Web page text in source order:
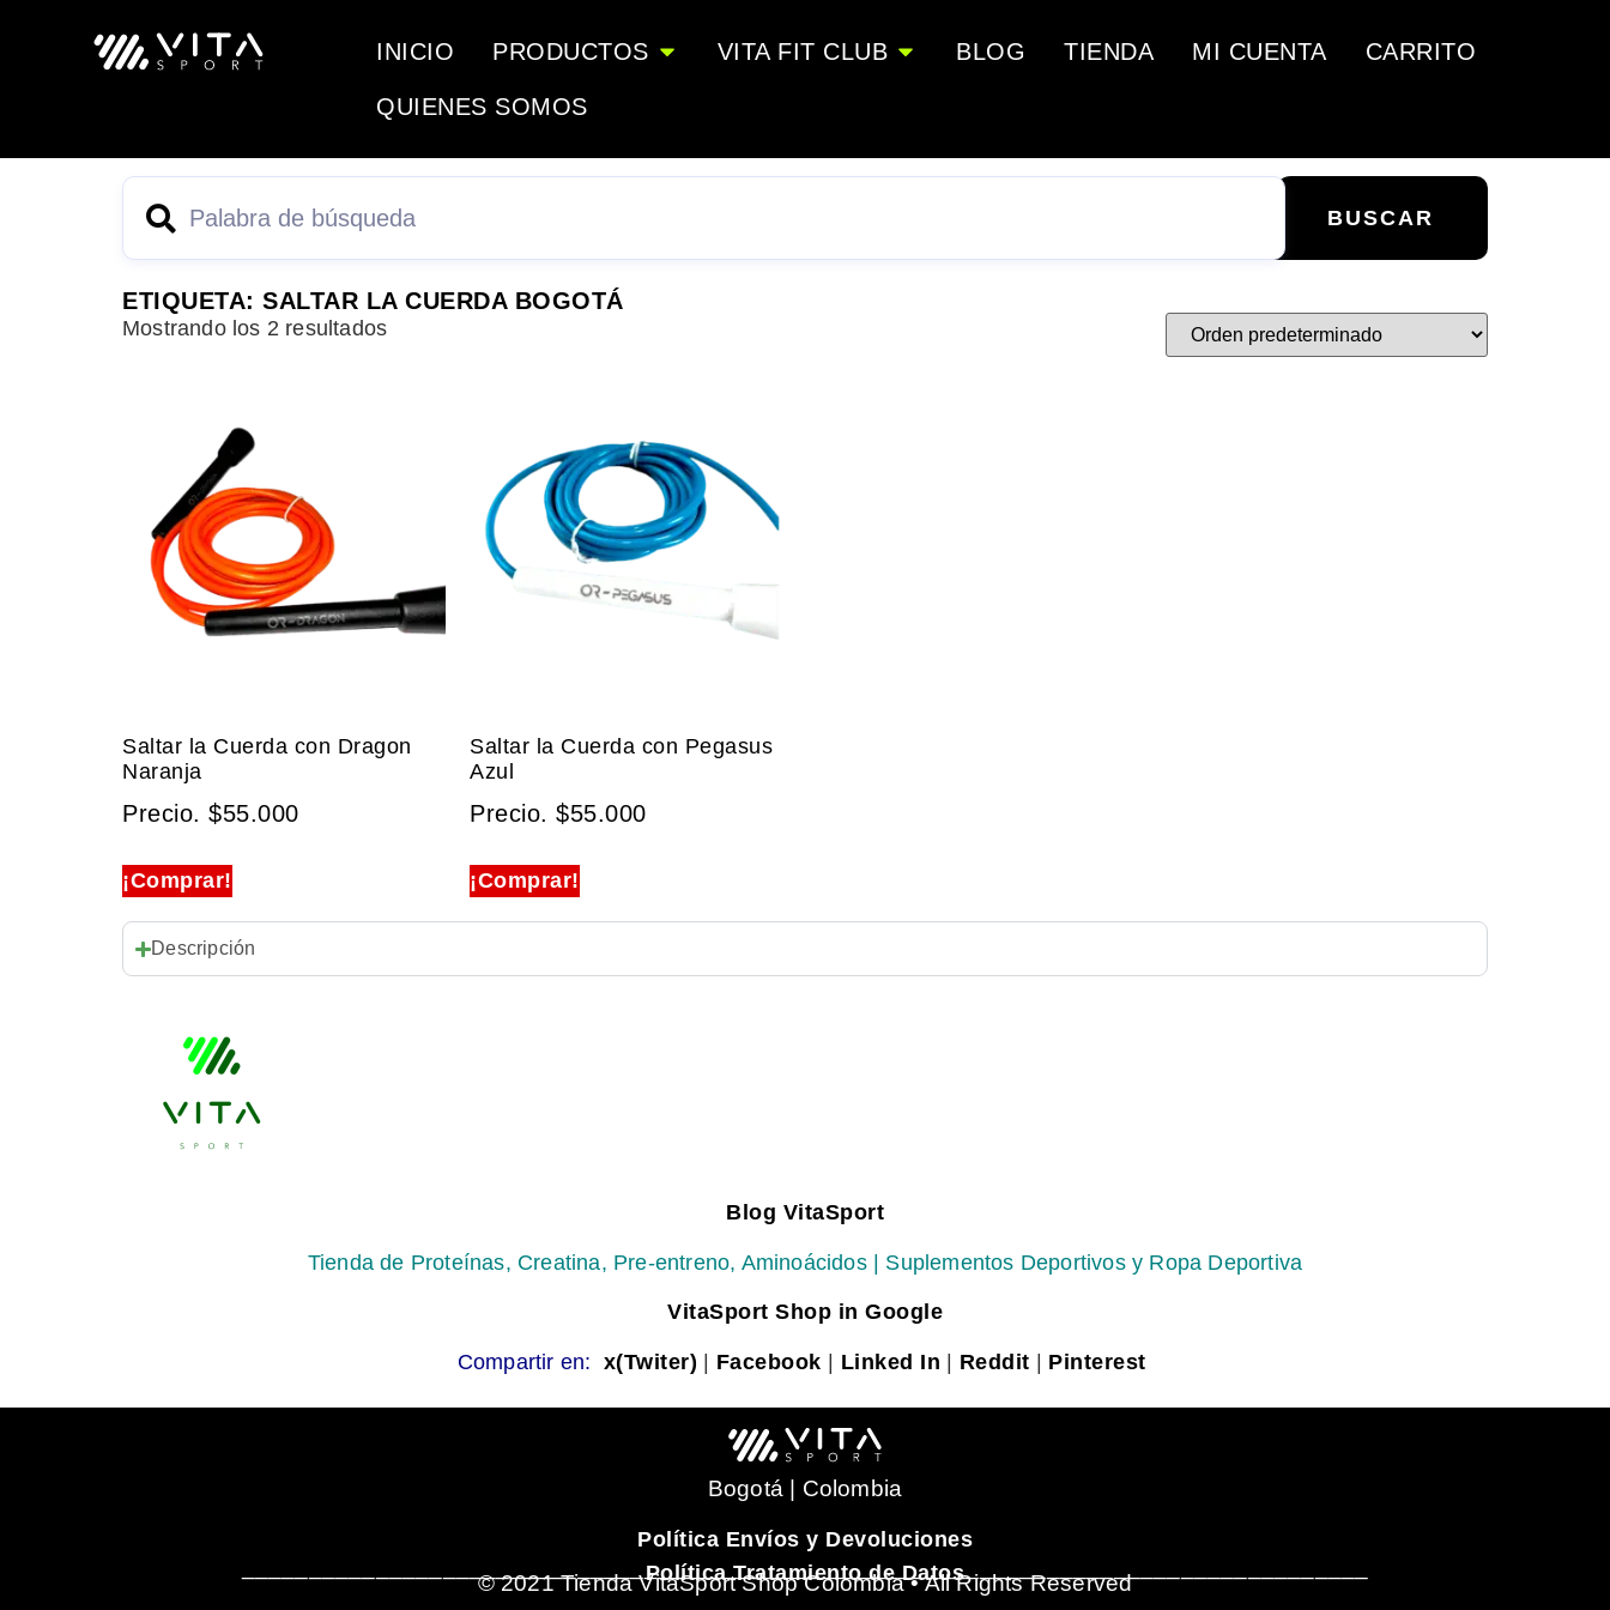
INICIO PRODUCTOS VITA FIT CLUB BLOG TIENDA MI CUENTA CARRITO
QUIENES SOMOS
BUSCAR
ETIQUETA: SALTAR LA CUERDA BOGOTÁ
Mostrando los 2 resultados
Saltar la Cuerda con Dragon
Naranja
Precio. $55.000
¡Comprar!
Saltar la Cuerda con Pegasus
Azul
Precio. $55.000
¡Comprar!
Descripción
Blog VitaSport
Tienda de Proteínas, Creatina, Pre-entreno, Aminoácidos | Suplementos Deportivos y Ropa Deportiva
VitaSport Shop in Google
Compartir en: x(Twiter) | Facebook | Linked In | Reddit | Pinterest
Bogotá | Colombia
Política Envíos y Devoluciones
Política Tratamiento de Datos
____________________________________________________________________________________
© 2021 Tienda VitaSport Shop Colombia • All Rights Reserved